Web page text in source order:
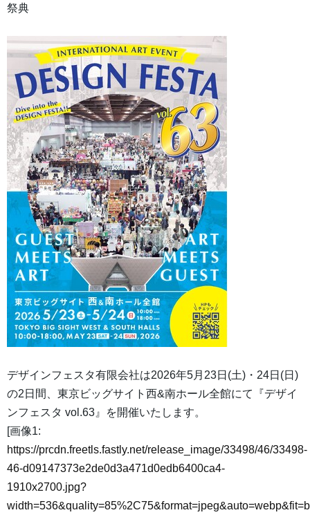
祭典
デザインフェスタ有限会社は2026年5月23日(土)・24日(日)
の2日間、東京ビッグサイト西&南ホール全館にて『デザイ
ンフェスタ vol.63』を開催いたします。
[画像1:
https://prcdn.freetls.fastly.net/release_image/33498/46/33498-
46-d09147373e2de0d3a471d0edb6400ca4-
1910x2700.jpg?